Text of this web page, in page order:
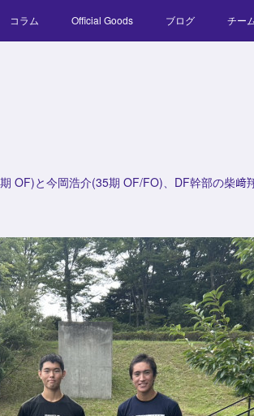
コラム Official Goods ブログ チー
OF)と今岡浩介(35期 OF/FO)、DF幹部の柴﨑